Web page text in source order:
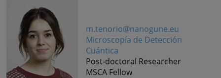
m.tenorio@nanogune.eu
Microscopía de Detección
Cuántica
Post-doctoral Researcher
MSCA Fellow